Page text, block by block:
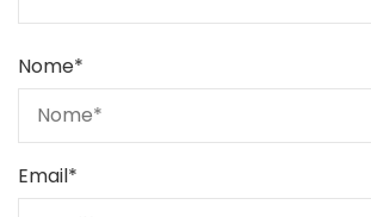
Nome*
Email*